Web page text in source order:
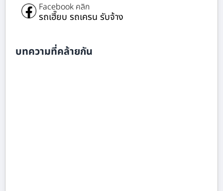
Facebook คลิก
รถเฮี๊ยบ รถเครน รับจ้าง
บทความที่คล้ายกัน